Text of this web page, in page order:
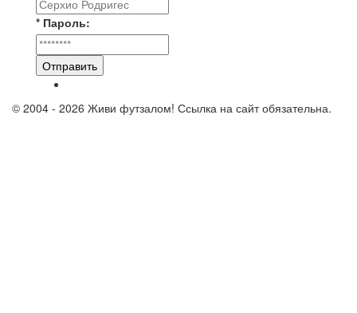
* Пароль:
Отправить
© 2004 - 2026 Живи футзалом! Ссылка на сайт обязательна.